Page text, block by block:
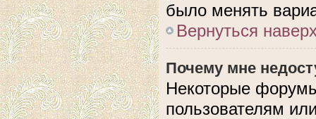
было менять
Вернуться
Почему мне
Некоторые
пользователям